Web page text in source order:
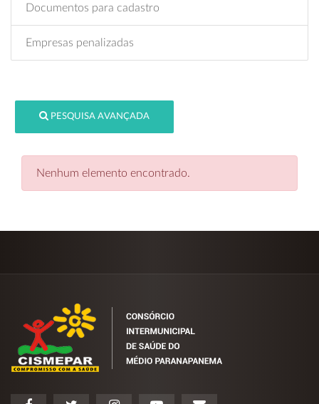
Documentos para cadastro
Empresas penalizadas
PESQUISA AVANÇADA
Nenhum elemento encontrado.